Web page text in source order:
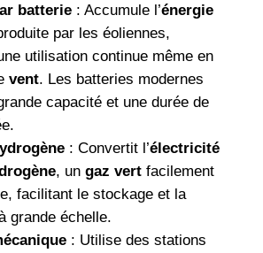
batterie: Accumule l’énergie
par les éoliennes,
utilisation continue même en
vent. Les batteries modernes
capacité et une durée de
: Convertit l’électricité
, un gaz vertfacilement
facilitant le stockage et la
grande échelle.
: Utilise des stations